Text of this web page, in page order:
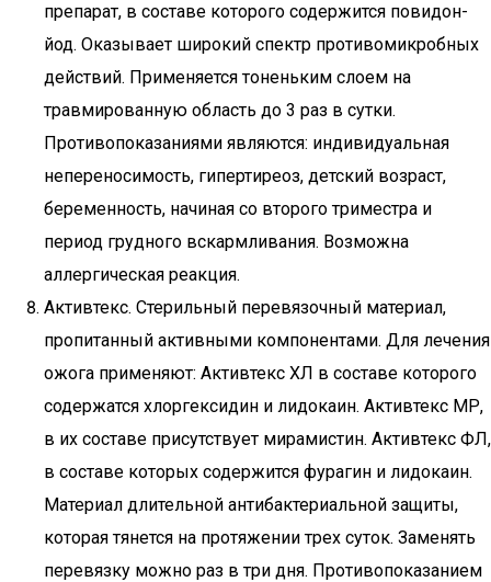
препарат, в составе которого содержится повидон-
йод. Оказывает широкий спектр противомикробных
действий. Применяется тоненьким слоем на
травмированную область до 3 раз в сутки.
Противопоказаниями являются: индивидуальная
непереносимость, гипертиреоз, детский возраст,
беременность, начиная со второго триместра и
период грудного вскармливания. Возможна
аллергическая реакция.
Активтекс. Стерильный перевязочный материал,
пропитанный активными компонентами. Для лечения
ожога применяют: Активтекс ХЛ в составе которого
содержатся хлоргексидин и лидокаин. Активтекс МР,
в их составе присутствует мирамистин. Активтекс ФЛ,
в составе которых содержится фурагин и лидокаин.
Материал длительной антибактериальной защиты,
которая тянется на протяжении трех суток. Заменять
перевязку можно раз в три дня. Противопоказанием